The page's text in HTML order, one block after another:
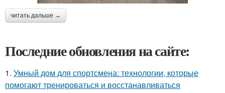
читать дальше →
Последние обновления на сайте:
1. Умный дом для спортсмена: технологии, которые
помогают тренироваться и восстанавливаться